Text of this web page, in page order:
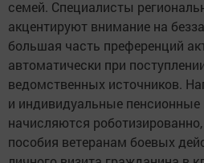
семей. Специалисты
акцентируют внимание на
большая часть преференций
автоматически при
ведомственных источников.
и индивидуальные
начисляются
пособия ветеранам боевых